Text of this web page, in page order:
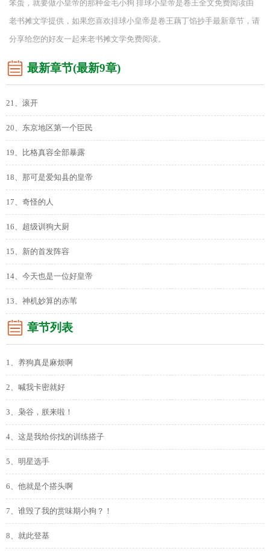
笨蛋，就要做小皇帝的那种金毛小狗 排球小皇帝是卷王全文免费阅读由
老书摊文学提供，如果您喜欢排球小皇帝是卷王藕丁馅抄手最新章节，请
分享给您的好友一起来老书摊文学免费阅读。
最新章节(最新9章)
21、滚开
20、东京地区第一个臣民
19、比格真容全部暴露
18、那可是爱知县的皇帝
17、奇怪的人
16、超级训狗大厨
15、新的首发阵容
14、今天也是一位好皇帝
13、神机妙算的赤苇
章节列表
1、养狗真是麻烦啊
2、喊我卡密就好
3、枭谷，朕来啦！
4、这是我给你找的训练搭子
5、明星选手
6、他就是个搭头啊
7、谁毁了我的赏味期小狗？！
8、就此登基